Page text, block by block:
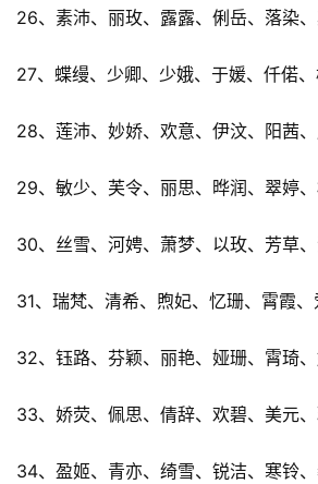
26、素沛、丽玫、露露、俐岳、落染
27、蝶缦、少卿、少娥、于媛、仟偌
28、莲沛、妙娇、欢意、伊汶、阳茜
29、敏少、芙令、丽思、晔润、翠婷
30、丝雪、河娉、萧梦、以玫、芳草
31、瑞梵、清希、煦妃、忆珊、霄霞、
32、钰路、芬颖、丽艳、娅珊、霄琦
33、娇荧、佩思、倩辞、欢碧、美元
34、盈姬、青亦、绮雪、锐洁、寒铃